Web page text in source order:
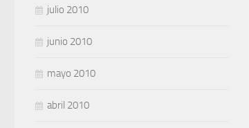
julio 2010
junio 2010
mayo 2010
abril 2010